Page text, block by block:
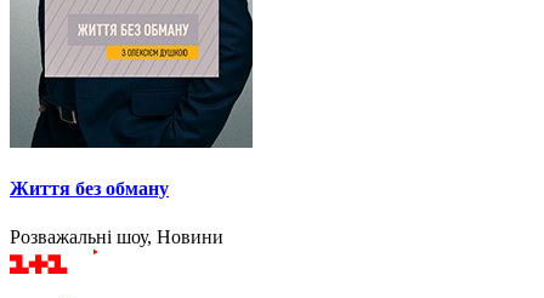
Життя без обману
Розважальні шоу, Новини